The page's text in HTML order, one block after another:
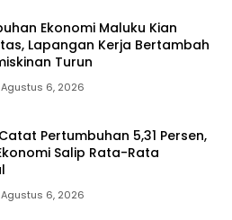
Ekonomi Maluku Kian
Lapangan Kerja Bertambah
Turun
Agustus 6, 2026
Pertumbuhan 5,31 Persen,
Salip Rata-Rata
Agustus 6, 2026